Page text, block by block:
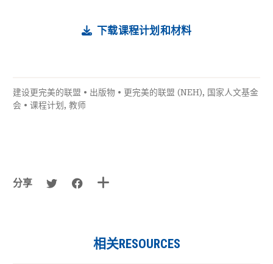
下载课程计划和材料
建设更完美的联盟 • 出版物 • 更完美的联盟 (NEH), 国家人文基金
会 • 课程计划 , 教师
分享
相关RESOURCES